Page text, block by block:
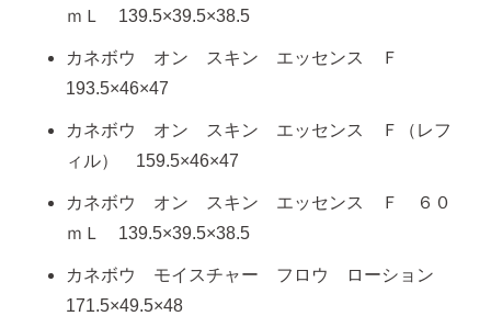
ｍＬ 139.5×39.5×38.5
カネボウ オン スキン エッセンス Ｆ
193.5×46×47
カネボウ オン スキン エッセンス Ｆ（レフ
ィル） 159.5×46×47
カネボウ オン スキン エッセンス Ｆ ６０
ｍＬ 139.5×39.5×38.5
カネボウ モイスチャー フロウ ローション
171.5×49.5×48